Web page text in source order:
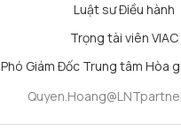
Luật sư Điều hành
Trọng tài viên VIAC
Phó Giám Đốc Trung tâm Hòa